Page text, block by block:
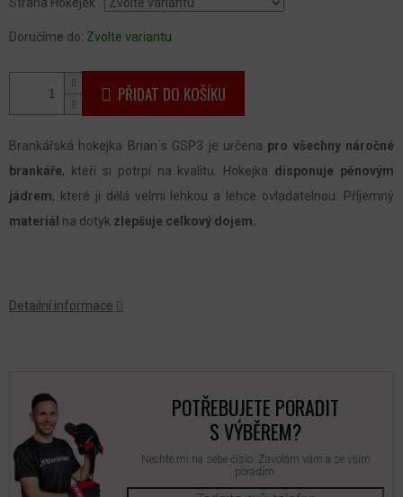
Doručíme do: Zvolte variantu
PŘIDAT DO KOŠÍKU
Brankářská hokejka Brian´s GSP3 je určena pro všechny náročné
brankáře, kteří si potrpí na kvalitu. Hokejka disponuje pěnovým
jádrem, které ji dělá velmi lehkou a lehce ovladatelnou. Příjemný
materiál na dotyk zlepšuje celkový dojem.
Detailní informace
POTŘEBUJETE PORADIT
S VÝBĚREM?
Nechte mi na sebe číslo. Zavolám vám a se vším
poradím.